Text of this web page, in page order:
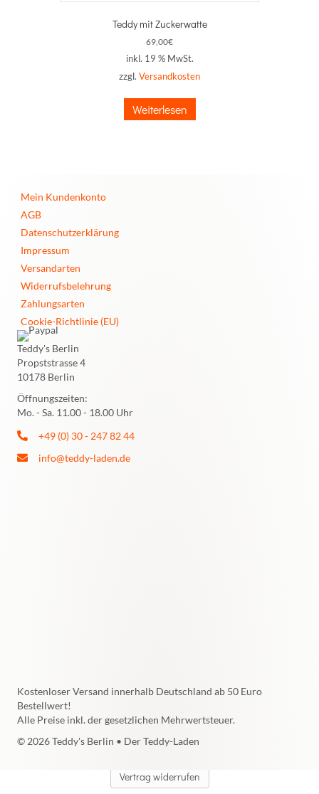
Teddy mit Zuckerwatte
69,00€
inkl. 19 % MwSt.
zzgl. Versandkosten
Weiterlesen
Mein Kundenkonto
AGB
Datenschutzerklärung
Impressum
Versandarten
Widerrufsbelehrung
Zahlungsarten
Cookie-Richtlinie (EU)
Teddy's Berlin
Propststrasse 4
10178 Berlin
Öffnungszeiten:
Mo. - Sa. 11.00 - 18.00 Uhr
+49 (0) 30 - 247 82 44
info@teddy-laden.de
© 2026 Teddy's Berlin • Der Teddy-Laden
Kostenloser Versand innerhalb Deutschland ab 50 Euro
Bestellwert!
Alle Preise inkl. der gesetzlichen Mehrwertsteuer.
Vertrag widerrufen